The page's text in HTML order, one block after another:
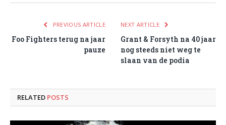
PREVIOUS ARTICLE
Foo Fighters terug na jaar
pauze
NEXT ARTICLE
Grant & Forsyth na 40 jaar
nog steeds niet weg te
slaan van de podia
RELATED POSTS